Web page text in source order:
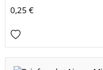
0,25 €